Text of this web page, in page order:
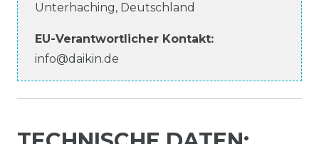
Unterhaching, Deutschland
EU-Verantwortlicher Kontakt:
info@daikin.de